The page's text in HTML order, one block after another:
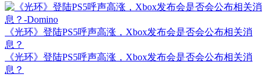
《光环》登陆PS5呼声高涨，Xbox发布会是否会公布相关消
息？
《光环》登陆PS5呼声高涨，Xbox发布会是否会公布相关消
息？